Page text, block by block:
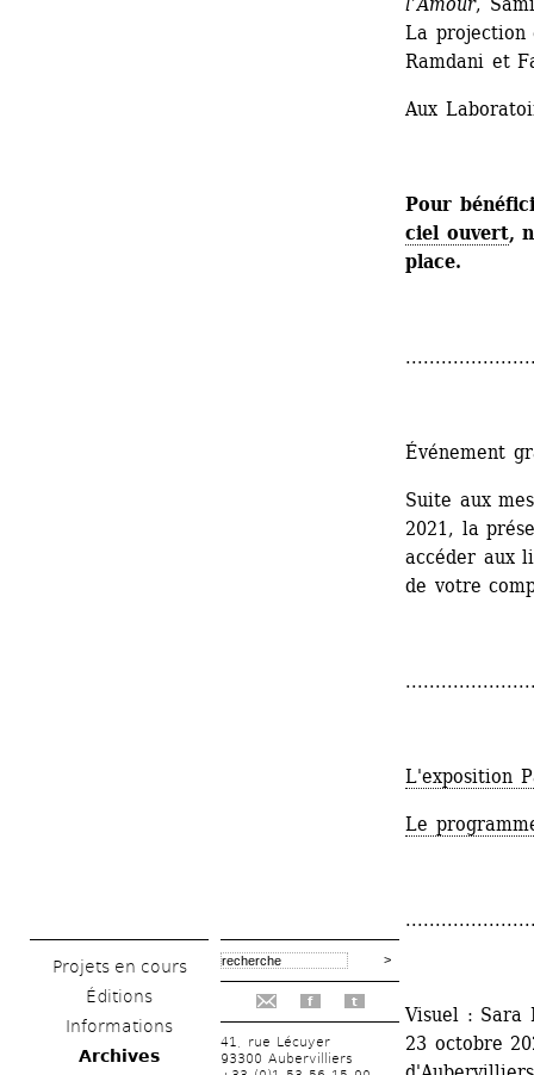
Projets en cours
Éditions
Informations
Archives
f t
41, rue Lécuyer
93300 Aubervilliers
La projection
Ramdani et
Aux
Pour
ciel ouvert,
place.
Événement
Suite aux
2021, la
accéder aux
de votre
L'exposition
Le
Visuel : Sara
23 octobre